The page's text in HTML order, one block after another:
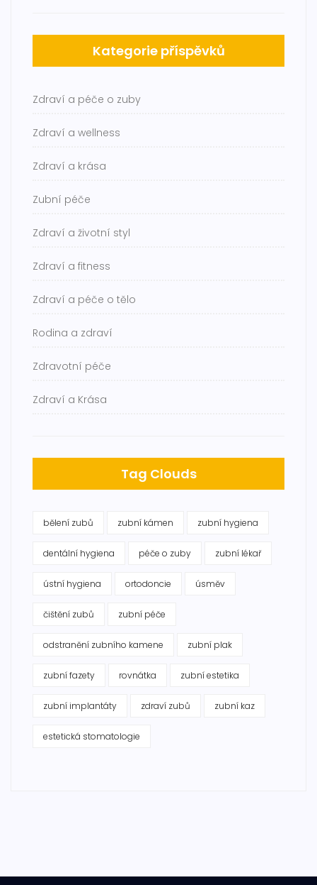
Kategorie příspěvků
Zdraví a péče o zuby
Zdraví a wellness
Zdraví a krása
Zubní péče
Zdraví a životní styl
Zdraví a fitness
Zdraví a péče o tělo
Rodina a zdraví
Zdravotní péče
Zdraví a Krása
Tag Clouds
bělení zubů zubní kámen zubní hygiena
dentální hygiena péče o zuby zubní lékař
ústní hygiena ortodoncie úsměv
čištění zubů zubní péče
odstranění zubního kamene zubní plak
zubní fazety rovnátka zubní estetika
zubní implantáty zdraví zubů zubní kaz
estetická stomatologie